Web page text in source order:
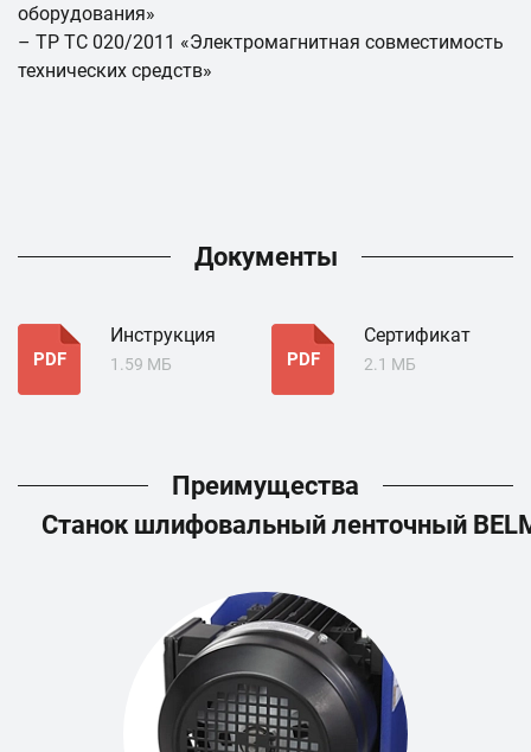
оборудования»
– ТР ТС 020/2011 «Электромагнитная совместимость
технических средств»
Документы
PDF
Инструкция
1.59 МБ PDF
Сертификат
2.1 МБ
Преимущества
Станок шлифовальный ленточный